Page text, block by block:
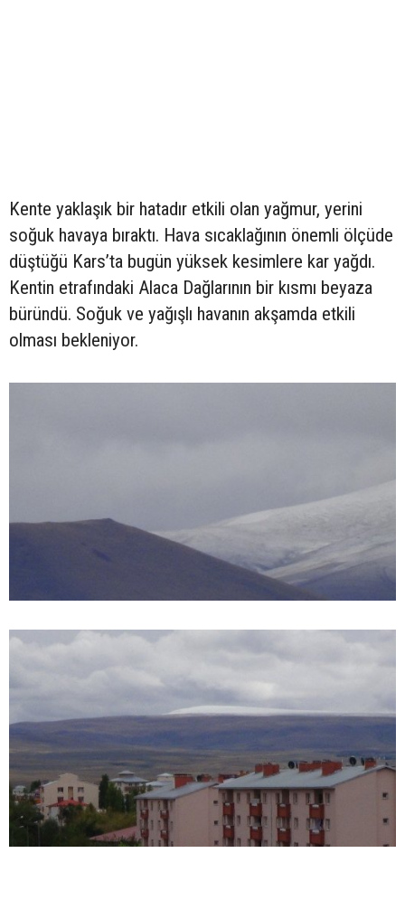
Kente yaklaşık bir hatadır etkili olan yağmur, yerini
soğuk havaya bıraktı. Hava sıcaklağının önemli ölçüde
düştüğü Kars’ta bugün yüksek kesimlere kar yağdı.
Kentin etrafındaki Alaca Dağlarının bir kısmı beyaza
büründü. Soğuk ve yağışlı havanın akşamda etkili
olması bekleniyor.